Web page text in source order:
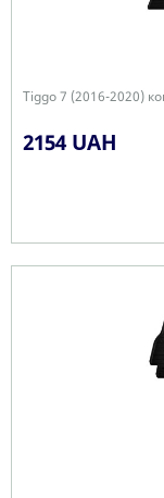
Tiggo 7 (2016-2020)
2154 UAH